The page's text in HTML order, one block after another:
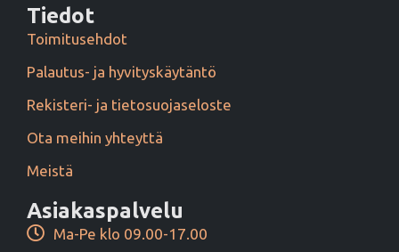
Tiedot
Toimitusehdot
Palautus- ja hyvityskäytäntö
Rekisteri- ja tietosuojaseloste
Ota meihin yhteyttä
Meistä
Asiakaspalvelu
Ma-Pe klo 09.00-17.00